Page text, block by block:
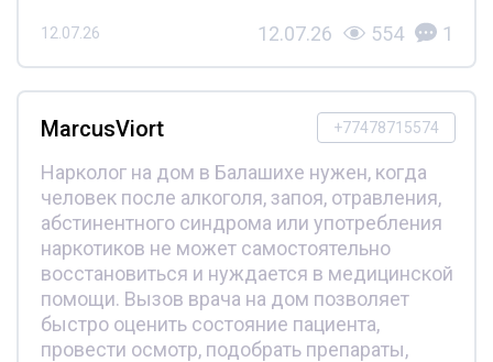
12.07.26 12.07.26 554 1
+77478715574
MarcusViort
Нарколог на дом в Балашихе нужен, когда
человек после алкоголя, запоя, отравления,
абстинентного синдрома или употребления
наркотиков не может самостоятельно
восстановиться и нуждается в медицинской
помощи. Вызов врача на дом позволяет
быстро оценить состояние пациента,
провести осмотр, подобрать препараты,